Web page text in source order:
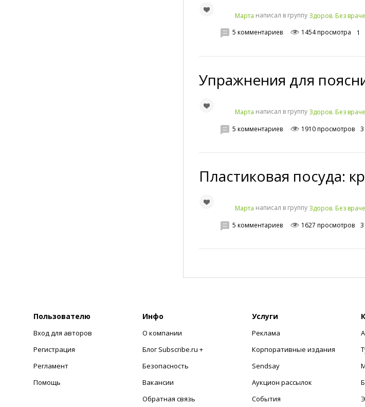
Mарта написал в группу Здоров. Без
5 комментариев 1454 просмотра 1
Упражнения для
Mарта написал в группу Здоров. Без
5 комментариев 1910 просмотров 3
Пластиковая посуда:
Mарта написал в группу Здоров. Без
5 комментариев 1627 просмотров 3
Пользователю
Вход для авторов
Регистрация
Регламент
Помощь
Инфо
О компании
Блог Subscribe.ru +
Безопасность
Вакансии
Обратная связь
Услуги
Реклама
Корпоративные издания
Sendsay
Аукцион рассылок
События